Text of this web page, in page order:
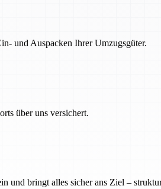
und Auspacken Ihrer Umzugsgüter.
über uns versichert.
und bringt alles sicher ans Ziel –